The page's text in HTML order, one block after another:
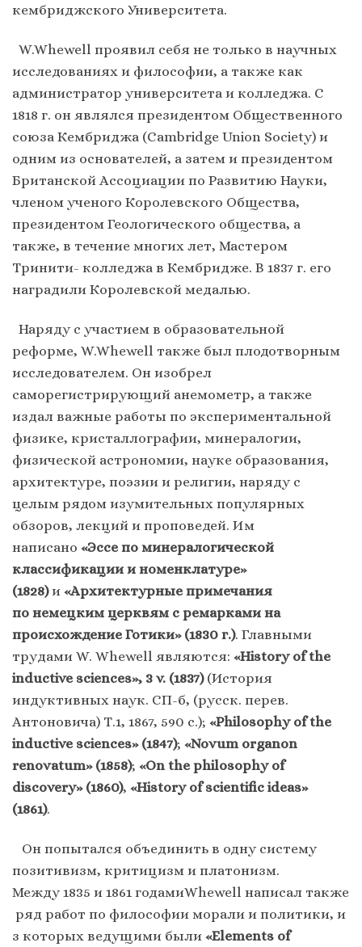
кембриджского Университета.
W.Whewell проявил себя не только в научных
исследованиях и философии, а также как
администратор университета и колледжа. С
1818 г. он являлся президентом Общественного
союза Кембриджа (Cambridge Union Society) и
одним из основателей, а затем и президентом
Британской Ассоциации по Развитию Науки,
членом ученого Королевского Общества,
президентом Геологического общества, а
также, в течение многих лет, Мастером
Тринити- колледжа в Кембридже. В 1837 г. его
наградили Королевской медалью.
Наряду с участием в образовательной
реформе, W.Whewell также был плодотворным
исследователем. Он изобрел
саморегистрирующий анемометр, а также
издал важные работы по экспериментальной
физике, кристаллографии, минералогии,
физической астрономии, науке образования,
архитектуре, поэзии и религии, наряду с
целым рядом изумительных популярных
обзоров, лекций и проповедей. Им
написано «Эссе по минералогической
классификации и номенклатуре»
(1828)и «Архитектурные примечания
по немецким церквям с ремарками на
происхождение Готики» (1830 г.). Главными
трудами W. Whewell являются: «History of the
inductive sciences», 3 v. (1837)(История
индуктивных наук. СП-б, (русск. перев.
Антоновича) Т.1, 1867, 590 с.); «Philosophy of the
inductive sciences» (1847); «Novum organon
renovatum» (1858); «On the philosophy of
discovery» (1860), «History of scientific ideas»
(1861).
Он попытался объединить в одну систему
позитивизм, критицизм и платонизм.
Между 1835 и 1861 годамиWhewell написал также
ряд работ по философии морали и политики, и
з которых ведущими были «Elements of